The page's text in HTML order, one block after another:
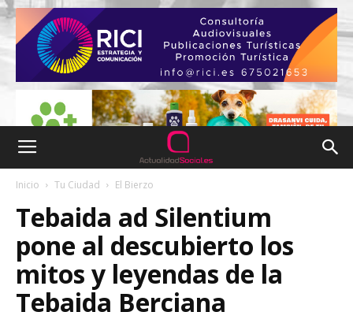
Inicio Tu Ciudad El Bierzo
Tebaida ad Silentium
pone al descubierto los
mitos y leyendas de la
Tebaida Berciana